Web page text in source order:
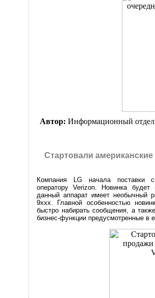
Автор: Информационный отдел
Стартовали
Компания LG начала поставки
оператору Verizon. Новинка
данный аппарат имеет необычный
9ххх. Главной особенностью
быстро набирать сообщения, а
бизнес-функции предусмотренные в